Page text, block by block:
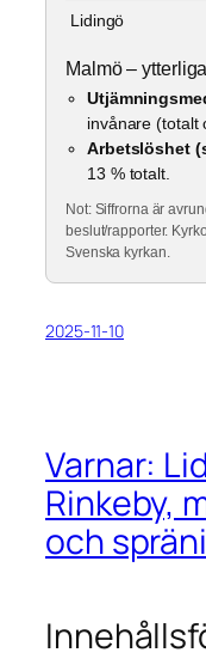
Lidingö
Malmö –
invånare (totalt
Arbetslöshet
13 % totalt.
Not: Siffrorna är
beslut/rapporter.
Svenska kyrkan.
2025-11-10
Varnar:
Rinkeby,
och